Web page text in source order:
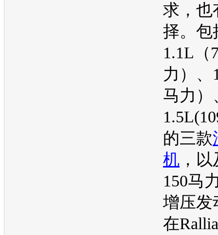
求，也
择。包
1.1L（
力）、
马力）
的三款
机 ，
150马
增压发
在